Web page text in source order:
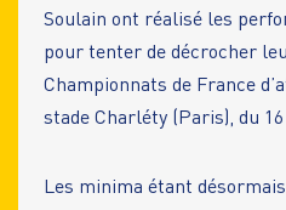
Soulain ont réalisé les
pour tenter de décrocher
Championnats de France
stade Charléty (Paris), du
Les minima étant